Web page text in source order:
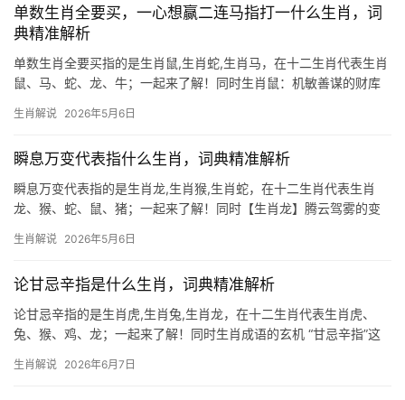
单数生肖全要买，一心想赢二连马指打一什么生肖，词
典精准解析
单数生肖全要买指的是生肖鼠,生肖蛇,生肖马，在十二生肖代表生肖
鼠、马、蛇、龙、牛；一起来了解！同时生肖鼠：机敏善谋的财库
之时，属鼠人易遇偏财机遇，29岁者若逢“二连马”流年（即午马年
生肖解说 2026年5月6日
瞬息万变代表指什么生肖，词典精准解析
瞬息万变代表指的是生肖龙,生肖猴,生肖蛇，在十二生肖代表生肖
龙、猴、蛇、鼠、猪；一起来了解！同时【生肖龙】腾云驾雾的变
能潜渊、能飞天，其运势如风云变幻，往往一日千里，2024甲辰龙
生肖解说 2026年5月6日
论甘忌辛指是什么生肖，词典精准解析
论甘忌辛指的是生肖虎,生肖兔,生肖龙，在十二生肖代表生肖虎、
兔、猴、鸡、龙；一起来了解！同时生肖成语的玄机 “甘忌辛指”这
应五行之土，象征包容；“忌辛”则暗指与“辛”相冲的属相，结合地支
生肖解说 2026年6月7日